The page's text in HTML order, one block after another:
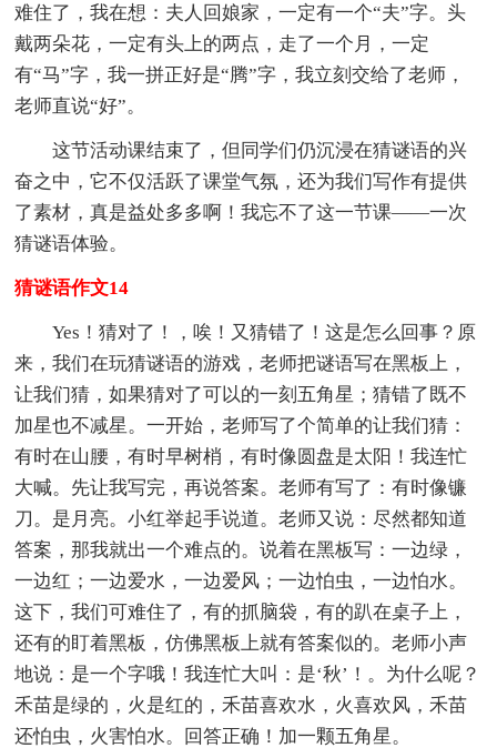
难住了，我在想：夫人回娘家，一定有一个“夫”字。头
戴两朵花，一定有头上的两点，走了一个月，一定
有“马”字，我一拼正好是“腾”字，我立刻交给了老师，
老师直说“好”。
这节活动课结束了，但同学们仍沉浸在猜谜语的兴
奋之中，它不仅活跃了课堂气氛，还为我们写作有提供
了素材，真是益处多多啊！我忘不了这一节课——一次
猜谜语体验。
猜谜语作文14
Yes！猜对了！，唉！又猜错了！这是怎么回事？原
来，我们在玩猜谜语的游戏，老师把谜语写在黑板上，
让我们猜，如果猜对了可以的一刻五角星；猜错了既不
加星也不减星。一开始，老师写了个简单的让我们猜：
有时在山腰，有时早树梢，有时像圆盘是太阳！我连忙
大喊。先让我写完，再说答案。老师有写了：有时像镰
刀。是月亮。小红举起手说道。老师又说：尽然都知道
答案，那我就出一个难点的。说着在黑板写：一边绿，
一边红；一边爱水，一边爱风；一边怕虫，一边怕水。
这下，我们可难住了，有的抓脑袋，有的趴在桌子上，
还有的盯着黑板，仿佛黑板上就有答案似的。老师小声
地说：是一个字哦！我连忙大叫：是‘秋’！。为什么呢？
禾苗是绿的，火是红的，禾苗喜欢水，火喜欢风，禾苗
还怕虫，火害怕水。回答正确！加一颗五角星。